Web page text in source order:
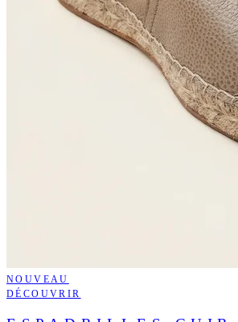
NOUVEAU
DÉCOUVRIR